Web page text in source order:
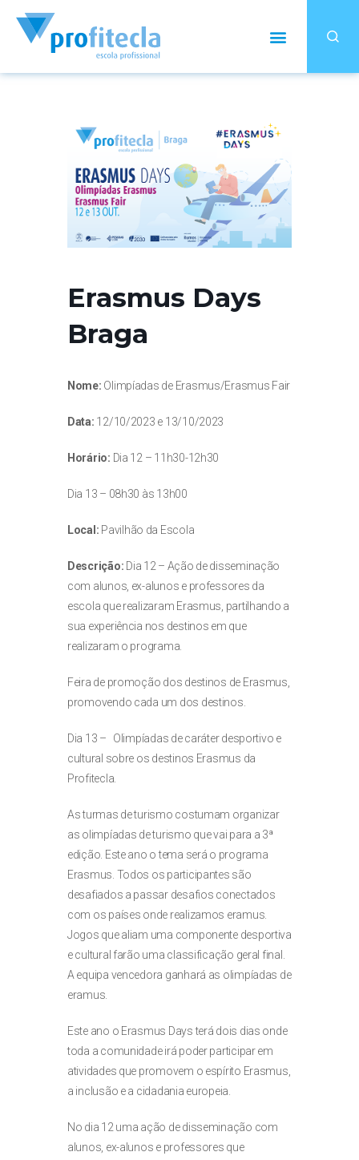
Erasmus Days
Braga
Nome: Olimpíadas de Erasmus/Erasmus Fair
Data: 12/10/2023 e 13/10/2023
Horário: Dia 12 – 11h30-12h30
Dia 13 – 08h30 às 13h00
Local: Pavilhão da Escola
Descrição: Dia 12 – Ação de disseminação
com alunos, ex-alunos e professores da
escola que realizaram Erasmus, partilhando a
sua experiência nos destinos em que
realizaram o programa.
Feira de promoção dos destinos de Erasmus,
promovendo cada um dos destinos.
Dia 13 – Olimpíadas de caráter desportivo e
cultural sobre os destinos Erasmus da
Profitecla.
As turmas de turismo costumam organizar
as olimpíadas de turismo que vai para a 3ª
edição. Este ano o tema será o programa
Erasmus. Todos os participantes são
desafiados a passar desafios conectados
com os países onde realizamos eramus.
Jogos que aliam uma componente desportiva
e cultural farão uma classificação geral final.
A equipa vencedora ganhará as olimpíadas de
eramus.
Este ano o Erasmus Days terá dois dias onde
toda a comunidade irá poder participar em
atividades que promovem o espírito Erasmus,
a inclusão e a cidadania europeia.
No dia 12 uma ação de disseminação com
alunos, ex-alunos e professores que